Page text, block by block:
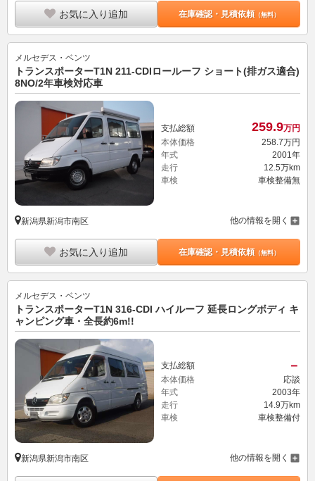
お気に入り追加 在庫確認・見積依頼（無料）
メルセデス・ベンツ
トランスポーターT1N 211-CDIロールーフ ショート(排ガス適合)
8NO/2年車検対応車
支払総額 259.9万円
本体価格
258.7万円
年式
2001年
走行
12.5万km
車検
車検整備無
新潟県新潟市南区 他の情報を開く
お気に入り追加 在庫確認・見積依頼（無料）
メルセデス・ベンツ
トランスポーターT1N 316-CDI ハイルーフ 延長ロングボディ キ
ャンピング車・全長約6m!!
支払総額 －
本体価格
応談
年式
2003年
走行
14.9万km
車検
車検整備付
新潟県新潟市南区 他の情報を開く